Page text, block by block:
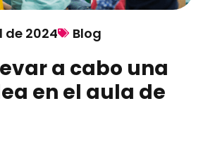
de 2024 Blog
a cabo una
en el aula de